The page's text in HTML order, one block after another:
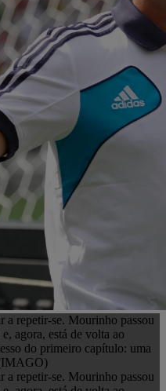
a repetir-se. Mourinho passou
agora, está de volta ao
do primeiro capítulo: uma
a repetir-se. Mourinho passou